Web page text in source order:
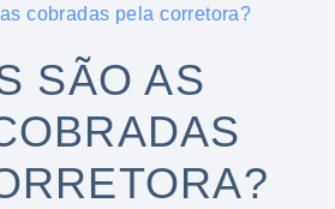
cobradas pela corretora?
SÃO AS